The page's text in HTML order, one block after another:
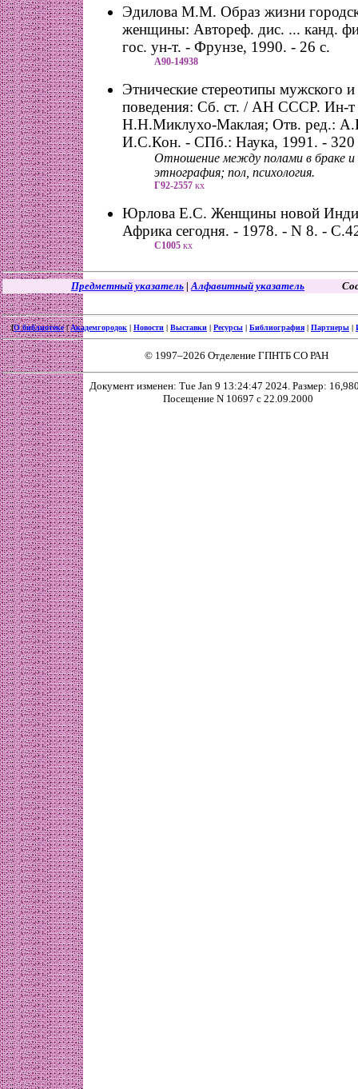
Эдилова М.М. Образ жизни
женщины: Автореф. дис. ... канд.
гос. ун-т. - Фрунзе, 1990. - 26 с.
А90-14938
Этнические стереотипы мужского
поведения: Сб. ст. / АН СССР. Ин-т
Н.Н.Миклухо-Маклая; Отв. ред.:
И.С.Кон. - СПб.: Наука, 1991. - 320
Отношение между полами в браке и
этнография; пол, психология.
Г92-2557 кх
Юрлова Е.С. Женщины новой
Африка сегодня. - 1978. - N 8. -
С1005 кх
Предметный указатель |Алфавитный указатель
[О библиотеке|Академгородок | Новости | Выставки | Ресурсы | Библиография | Партнеры |
© 1997–2026 Отделение ГПНТБ СО РАН
Документ изменен: Tue Jan 9 13:24:47 2024. Размер:
Посещение N 10697 с 22.09.2000